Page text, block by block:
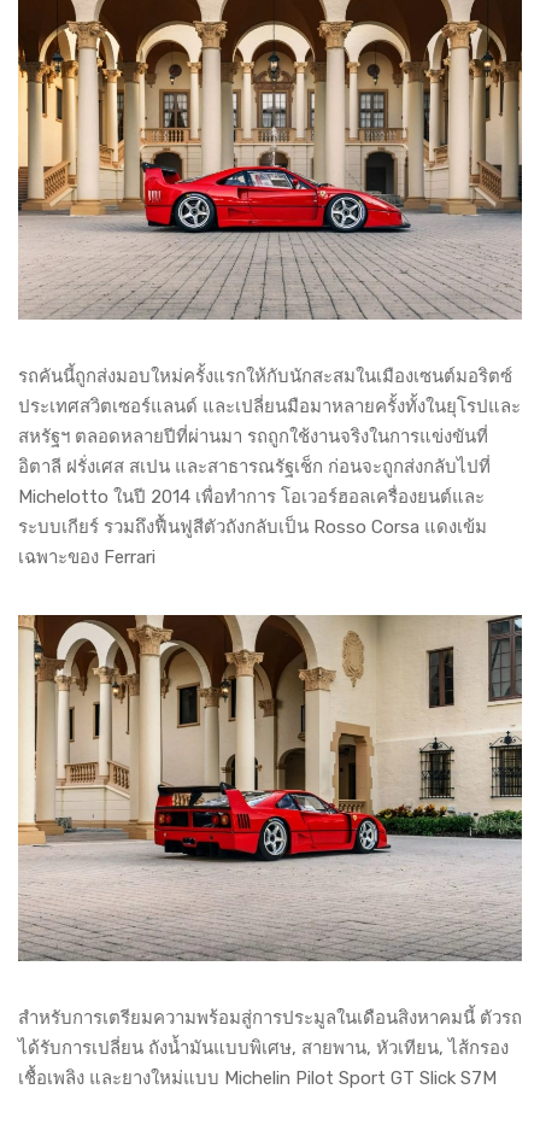
รถคันนี้ถูกส่งมอบใหม่ครั้งแรกให้กับนักสะสมในเมืองเซนต์มอริตซ์
ประเทศสวิตเซอร์แลนด์ และเปลี่ยนมือมาหลายครั้งทั้งในยุโรปและ
สหรัฐฯ ตลอดหลายปีที่ผ่านมา รถถูกใช้งานจริงในการแข่งขันที่
อิตาลี ฝรั่งเศส สเปน และสาธารณรัฐเช็ก ก่อนจะถูกส่งกลับไปที่
Michelotto ในปี 2014 เพื่อทำการ โอเวอร์ฮอลเครื่องยนต์และ
ระบบเกียร์ รวมถึงฟื้นฟูสีตัวถังกลับเป็น Rosso Corsa แดงเข้ม
เฉพาะของ Ferrari
สำหรับการเตรียมความพร้อมสู่การประมูลในเดือนสิงหาคมนี้ ตัวรถ
ได้รับการเปลี่ยน ถังน้ำมันแบบพิเศษ, สายพาน, หัวเทียน, ไส้กรอง
เชื้อเพลิง และยางใหม่แบบ Michelin Pilot Sport GT Slick S7M